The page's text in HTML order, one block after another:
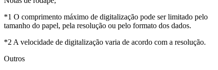
*1 O comprimento máximo de digitalização pode ser limitado pelo
tamanho do papel, pela resolução ou pelo formato dos dados.
*2 A velocidade de digitalização varia de acordo com a resolução.
Outros